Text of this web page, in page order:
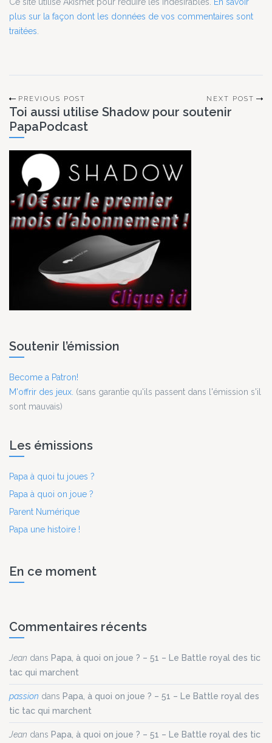
plus sur la façon dont les données de vos commentaires sont
traitées
PREVIOUS POST NEXT POST
Toi aussi utilise Shadow pour soutenir
PapaPodcast
Soutenir l’émission
Become a Patron!
M'offrir des jeux. (sans garantie qu'ils passent dans l'émission s'il
sont mauvais)
Les émissions
Papa à quoi tu joues ?
Papa à quoi on joue ?
Parent Numérique
Papa une histoire !
En ce moment
Commentaires récents
Jean dans Papa, à quoi on joue ? – 51 – Le Battle royal des tic
tac qui marchent
passion dans Papa, à quoi on joue ? – 51 – Le Battle royal des
tic tac qui marchent
Jean dans Papa, à quoi on joue ? – 51 – Le Battle royal des tic